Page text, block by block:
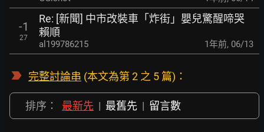
-1
27
Re: [新聞] 中市改裝車「炸街」嬰兒驚醒啼哭
賴順
al199786215 1年前, 06/13
完整討論串 (本文為第 2 之 5 篇)：
排序： 最新先 | 最舊先 | 留言數